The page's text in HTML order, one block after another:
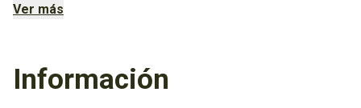
Nuestros Horarios:
y los Domingos de 15 PM a 12:30 AM
Ver más
Información